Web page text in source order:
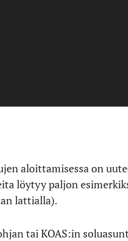
aloittamisessa on
löytyy paljon
lattialla).
tai KOAS:in